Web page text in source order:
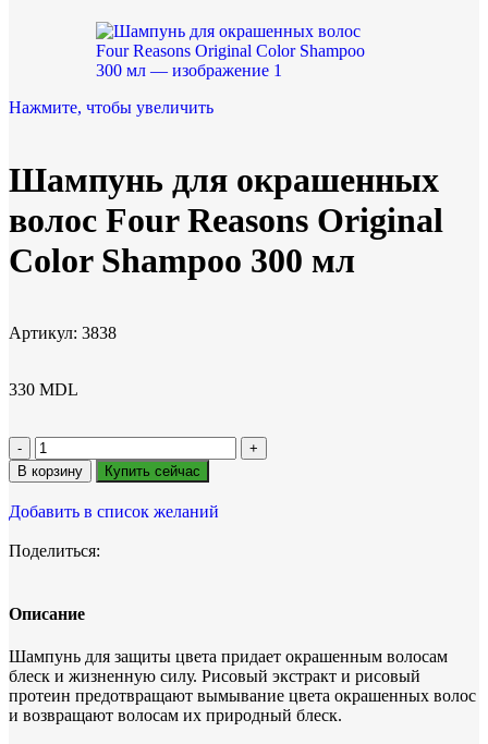
Нажмите, чтобы увеличить
Шампунь для окрашенных
волос Four Reasons Original
Color Shampoo 300 мл
Артикул: 3838
330 MDL
В корзину Купить сейчас
Добавить в список желаний
Поделиться:
Описание
Шампунь для защиты цвета придает окрашенным волосам
блеск и жизненную силу. Рисовый экстракт и рисовый
протеин предотвращают вымывание цвета окрашенных волос
и возвращают волосам их природный блеск.